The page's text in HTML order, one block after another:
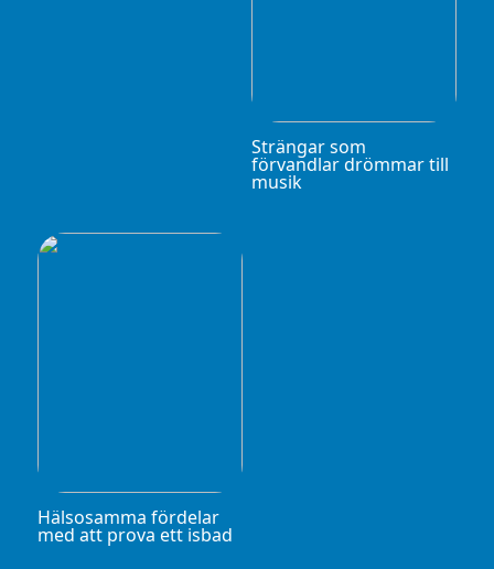
Strängar som
förvandlar drömmar till
musik
Hälsosamma fördelar
med att prova ett isbad